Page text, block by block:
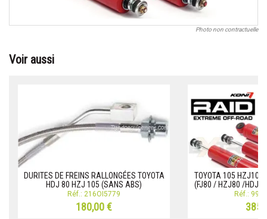
Photo non contractuelle
Voir aussi
DURITES DE FREINS RALLONGÉES TOYOTA
HDJ 80 HZJ 105 (SANS ABS)
Réf.: 216OI5779
180,00 €
TOYOTA 105 HZJ105
(FJ80 / HZJ80 /
Réf.: